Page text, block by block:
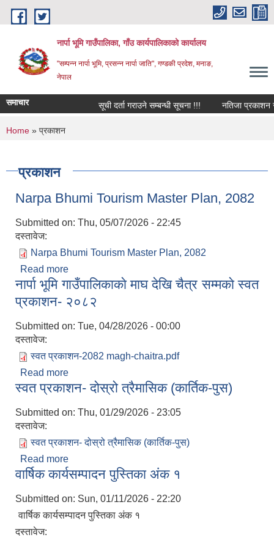
Skip to main content
नार्पा भूमि गाउँपालिका, गाँउ कार्यपालिकाको कार्यालय
"सम्पन्न नार्पा भूमि, प्रसन्न नार्पा जाति", गण्डकी प्रदेश, मनाङ,
नेपाल
समाचार सूची दर्ता गराउने सम्बन्धी सूचना !!! नतिजा प्रकाशन
You are here
Home » प्रकाशन
प्रकाशन
Narpa Bhumi Tourism Master Plan, 2082
Submitted on: Thu, 05/07/2026 - 22:45
दस्तावेज:
Narpa Bhumi Tourism Master Plan, 2082
Read more
नार्पा भूमि गाउँपालिकाकाे माघ देखि चैत्र सम्मकाे स्वत
प्रकाशन- २०८२
Submitted on: Tue, 04/28/2026 - 00:00
दस्तावेज:
स्वत प्रकाशन-2082 magh-chaitra.pdf
Read more
प्रकाशन- २०८२
स्वत प्रकाशन- दोस्रो त्रैमासिक (कार्तिक-पुस)
Submitted on: Thu, 01/29/2026 - 23:05
दस्तावेज:
स्वत प्रकाशन- दोस्रो त्रैमासिक (कार्तिक-पुस)
Read more
वार्षिक कार्यसम्पादन पुस्तिका अंक १
Submitted on: Sun, 01/11/2026 - 22:20
वार्षिक कार्यसम्पादन पुस्तिका अंक १
दस्तावेज: